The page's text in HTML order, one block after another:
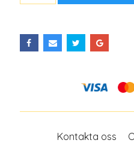
Kontakta oss